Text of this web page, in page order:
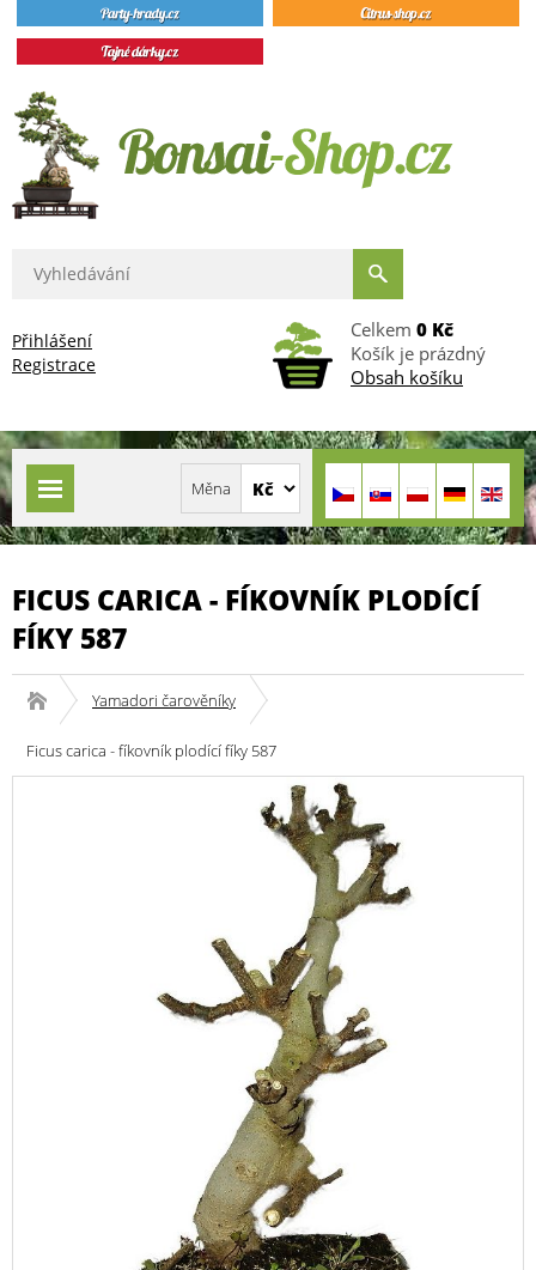
Přihlášení
Registrace
Celkem 0 Kč
Košík je prázdný
Obsah košíku
FICUS CARICA - FÍKOVNÍK PLODÍCÍ
FÍKY 587
Yamadori čarověníky
Ficus carica - fíkovník plodící fíky 587